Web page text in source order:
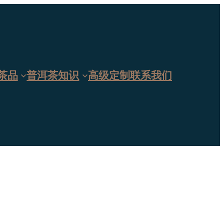
品 普洱茶知识 高级定制 联系我们